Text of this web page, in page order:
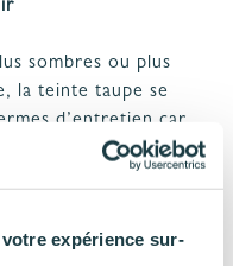
expérience sur-
sombres ou plus
la teinte taupe se
d’entretien car
d’usure ou de